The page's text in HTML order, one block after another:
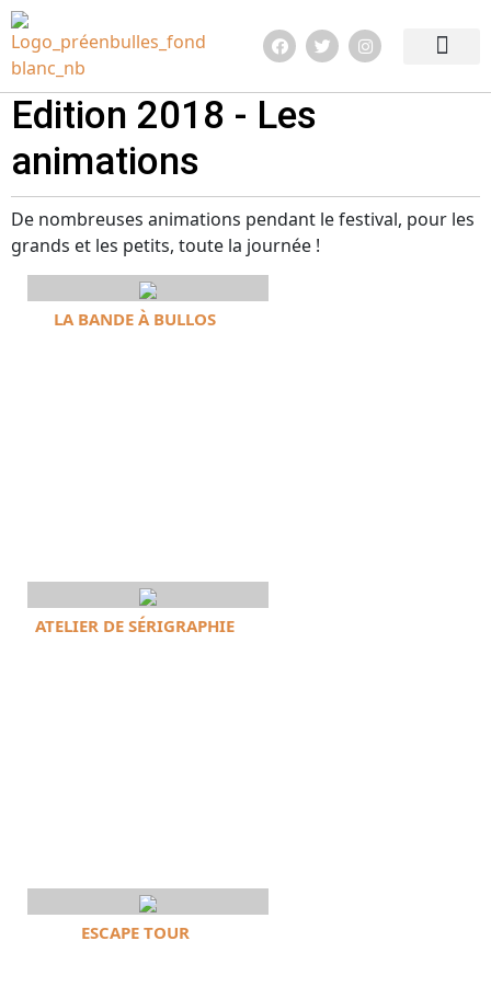
Edition 2018 - Les
animations
De nombreuses animations pendant le festival, pour les
grands et les petits, toute la journée !
LA BANDE À BULLOS
ATELIER DE SÉRIGRAPHIE
ESCAPE TOUR